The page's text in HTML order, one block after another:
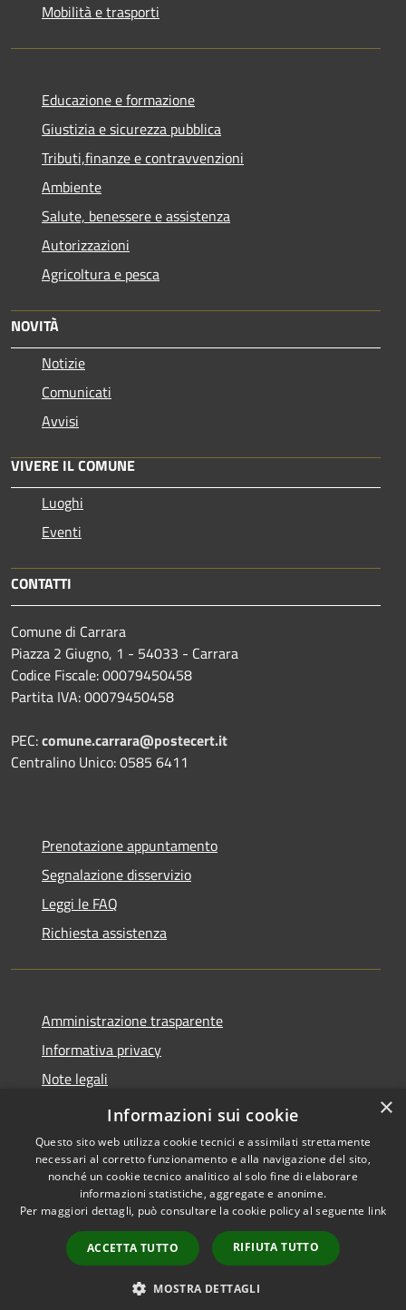
Mobilità e trasporti
Educazione e formazione
Giustizia e sicurezza pubblica
Tributi,finanze e contravvenzioni
Ambiente
Salute, benessere e assistenza
Autorizzazioni
Agricoltura e pesca
NOVITÀ
Notizie
Comunicati
Avvisi
VIVERE IL COMUNE
Luoghi
Eventi
CONTATTI
Comune di Carrara
Piazza 2 Giugno, 1 - 54033 - Carrara
Codice Fiscale: 00079450458
Partita IVA: 00079450458
PEC:comune.carrara@postecert.it
Centralino Unico: 0585 6411
Prenotazione appuntamento
Segnalazione disservizio
Leggi le FAQ
Richiesta assistenza
Amministrazione trasparente
Informativa privacy
Note legali
Dichiarazione di accessibilità
Accessibilità
Copyright © 2026 • Comune di
Carrara • Powered by
Municipium•
Accesso
redazione
×
Informazioni sui cookie
Questo sito web utilizza cookie tecnici e assimilati strettamente
necessari al corretto funzionamento e alla navigazione del sito,
nonché un cookie tecnico analitico al solo fine di elaborare
informazioni statistiche, aggregate e anonime.
Per maggiori dettagli, può consultare la cookie policy al seguente link
ACCETTA TUTTO RIFIUTA TUTTO
MOSTRA DETTAGLI